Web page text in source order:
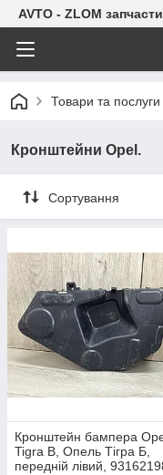
AVTO - ZLOM
Товари та послуги
Кронштейни Opel.
Сортування
Кронштейн бампера
Tigra B, Опель Тігра Б,
передній лівий,